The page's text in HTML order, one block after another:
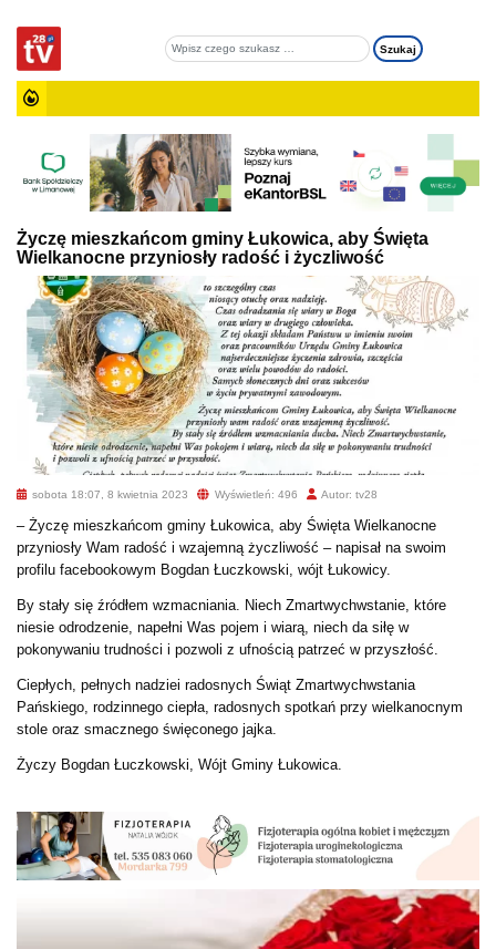
Życzę mieszkańcom gminy Łukowica, aby Święta
Wielkanocne przyniosły radość i życzliwość
sobota 18:07, 8 kwietnia 2023 Wyświetleń: 496 Autor: tv28
– Życzę mieszkańcom gminy Łukowica, aby Święta Wielkanocne
przyniosły Wam radość i wzajemną życzliwość – napisał na swoim
profilu facebookowym Bogdan Łuczkowski, wójt Łukowicy.
By stały się źródłem wzmacniania. Niech Zmartwychwstanie, które
niesie odrodzenie, napełni Was pojem i wiarą, niech da siłę w
pokonywaniu trudności i pozwoli z ufnością patrzeć w przyszłość.
Ciepłych, pełnych nadziei radosnych Świąt Zmartwychwstania
Pańskiego, rodzinnego ciepła, radosnych spotkań przy wielkanocnym
stole oraz smacznego święconego jajka.
Życzy Bogdan Łuczkowski, Wójt Gminy Łukowica.